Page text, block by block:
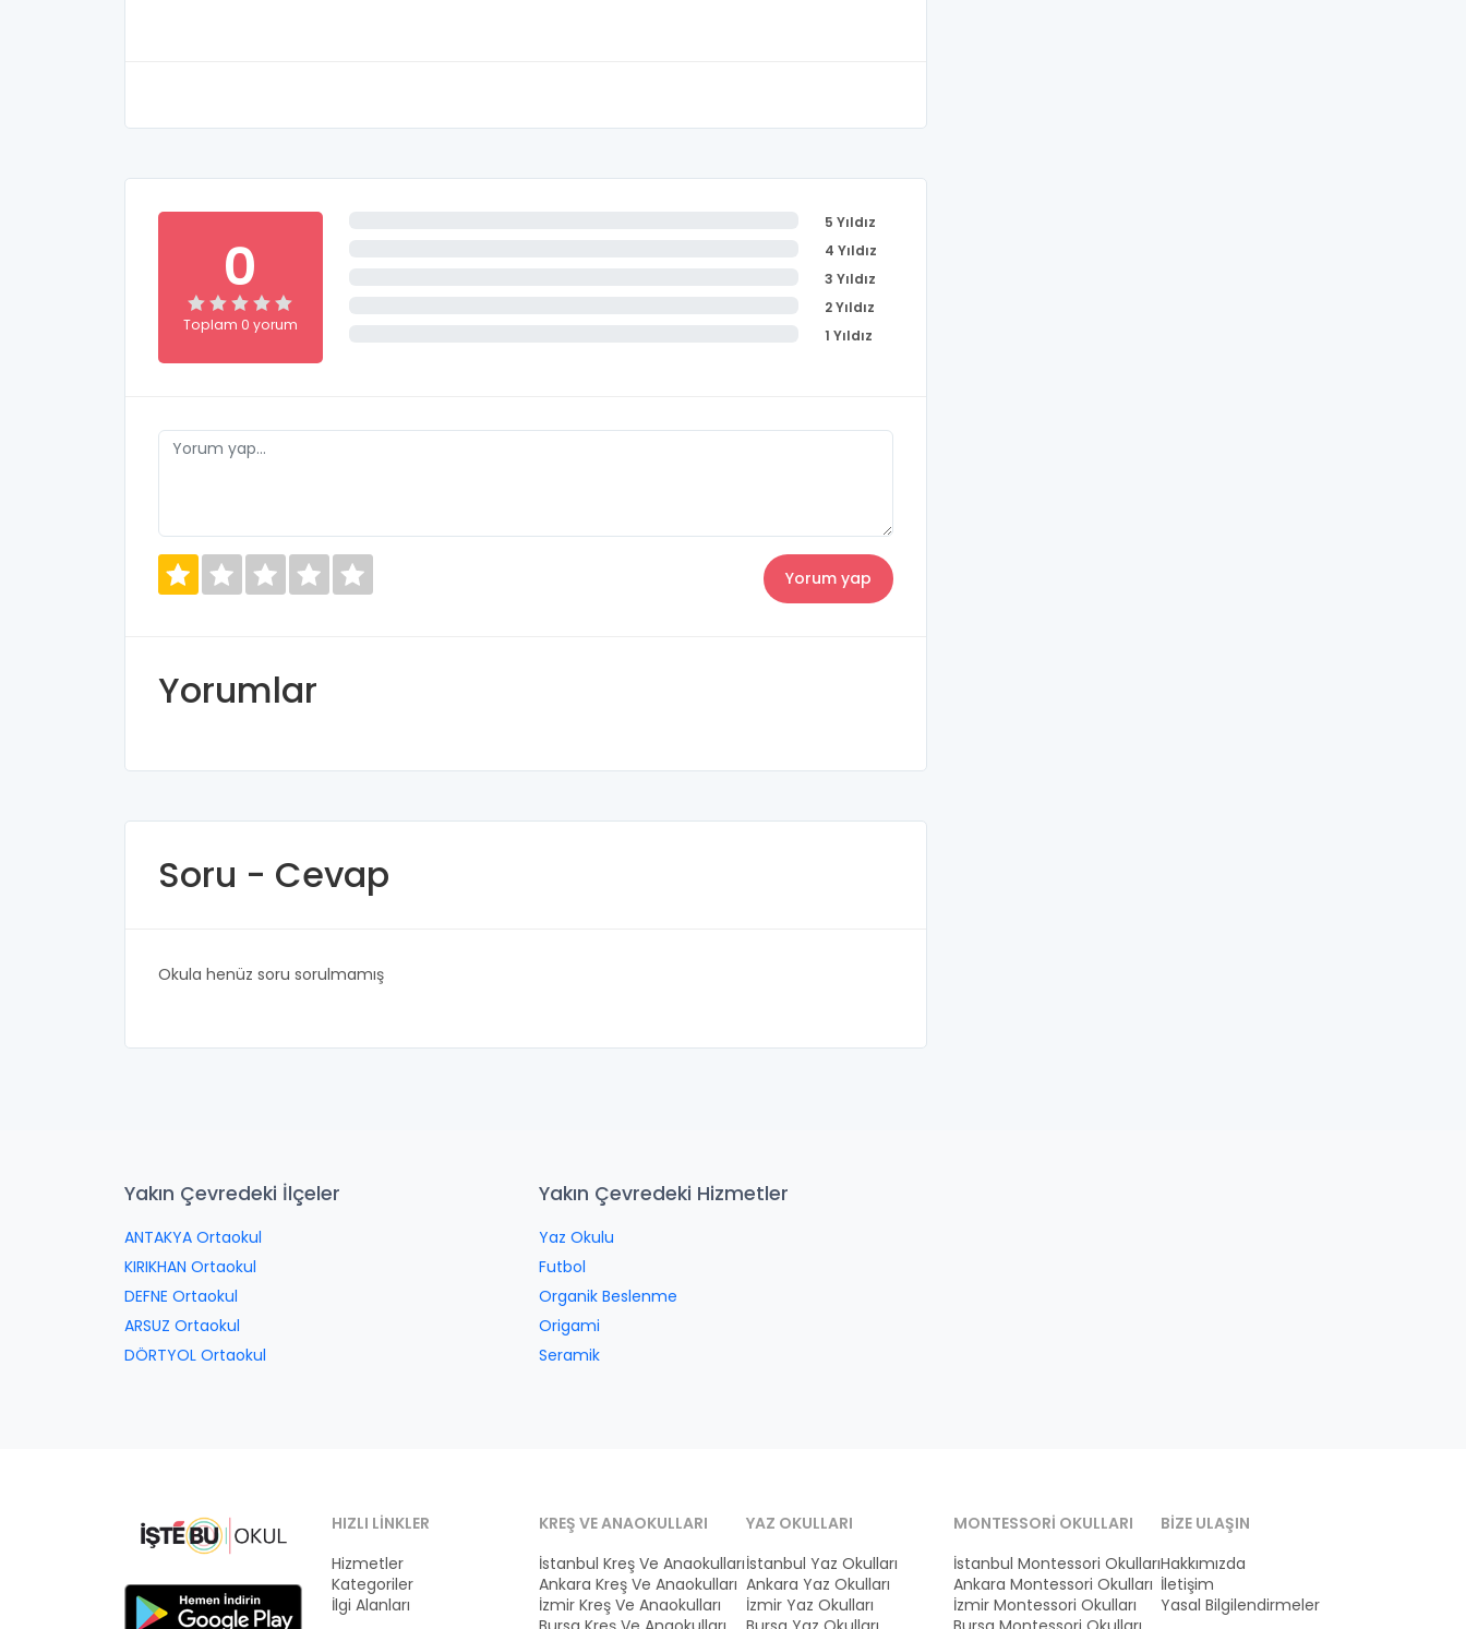
0
Toplam 0 yorum
5 Yıldız
4 Yıldız
3 Yıldız
2 Yıldız
1 Yıldız
Yorumlar
Soru - Cevap
Okula henüz soru sorulmamış
Yakın Çevredeki İlçeler
ANTAKYA Ortaokul
KIRIKHAN Ortaokul
DEFNE Ortaokul
ARSUZ Ortaokul
DÖRTYOL Ortaokul
Yakın Çevredeki Hizmetler
Yaz Okulu
Futbol
Organik Beslenme
Origami
Seramik
HIZLI LINKLER
Hizmetler
Kategoriler
İlgi Alanları
KREŞ VE ANAOKULLARI
İstanbul Kreş Ve Anaokulları
Ankara Kreş Ve Anaokulları
İzmir Kreş Ve Anaokulları
YAZ OKULLARI
İstanbul Yaz Okulları
Ankara Yaz Okulları
İzmir Yaz Okulları
MONTESSORI OKULLARI
İstanbul Montessori Okulları
Ankara Montessori Okulları
İzmir Montessori Okulları
BIZE ULAŞIN
Hakkımızda
İletişim
Yasal Bilgilendirmeler